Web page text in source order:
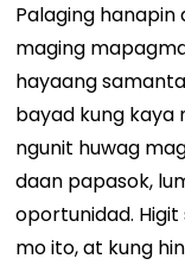
Palaging hanapin
maging
hayaang
bayad kung kaya
ngunit huwag
daan papasok,
oportunidad.
mo ito, at kung